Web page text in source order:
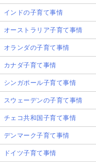
インドの子育て事情
オーストラリア子育て事情
オランダの子育て事情
カナダ子育て事情
シンガポール子育て事情
スウェーデンの子育て事情
チェコ共和国子育て事情
デンマーク子育て事情
ドイツ子育て事情